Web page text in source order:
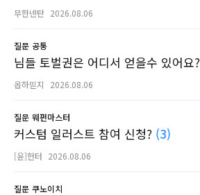
무한넨탄 2026.08.06
질문 공통
님들 토벌권은 어디서 얻을수 있어요?
옵하믿지 2026.08.06
질문 웨펀마스터
커스텀 일러스트 참여 신청? (3)
[윤]헌터 2026.08.06
질문 쿠노이치